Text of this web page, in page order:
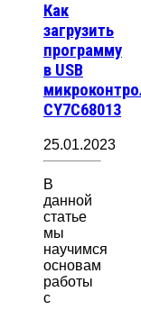
Как
загрузить
программу
в USB
CY7C68013
25.01.2023
В
данной
статье
мы
научимся
основам
работы
с